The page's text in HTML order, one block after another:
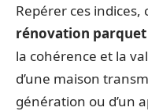
Repérer ces indices,
rénovation parquet
la cohérence et la
d’une maison
génération ou d’un